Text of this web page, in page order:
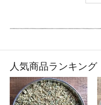
人気商品ランキング